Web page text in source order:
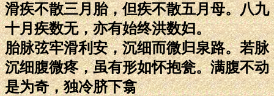
滑疾不散三月胎，但疾不散五月母。八九
十月疾数无，亦有始终洪数妇。
胎脉弦牢滑利安，沉细而微归泉路。若脉
沉细腹微疼，虽有形如怀抱瓮。满腹不动
是为奇，独冷脐下翕